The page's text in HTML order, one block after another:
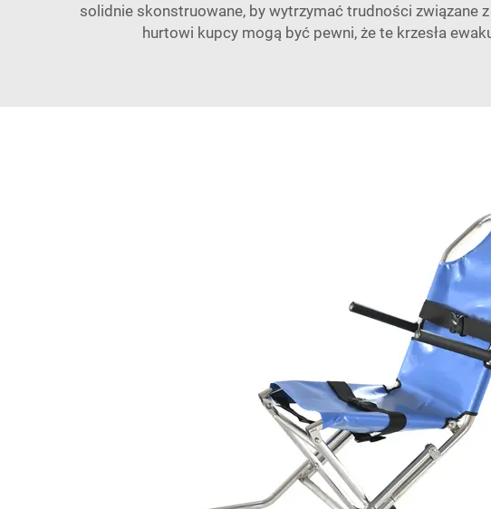
solidnie skonstruowane, by wytrzymać trudności związane
hurtowi kupcy mogą być pewni, że te krzesła